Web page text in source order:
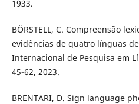
1933.
BÖRSTELL, C. Compreensão
evidências de quatro línguas
Internacional de Pesquisa em
45-62, 2023.
BRENTARI, D. Sign language